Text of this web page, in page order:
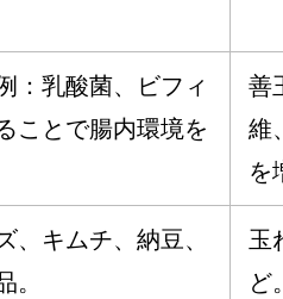
：乳酸菌、ビフィ
ことで腸内環境を
善
維
を
、キムチ、納豆、
玉
ど。